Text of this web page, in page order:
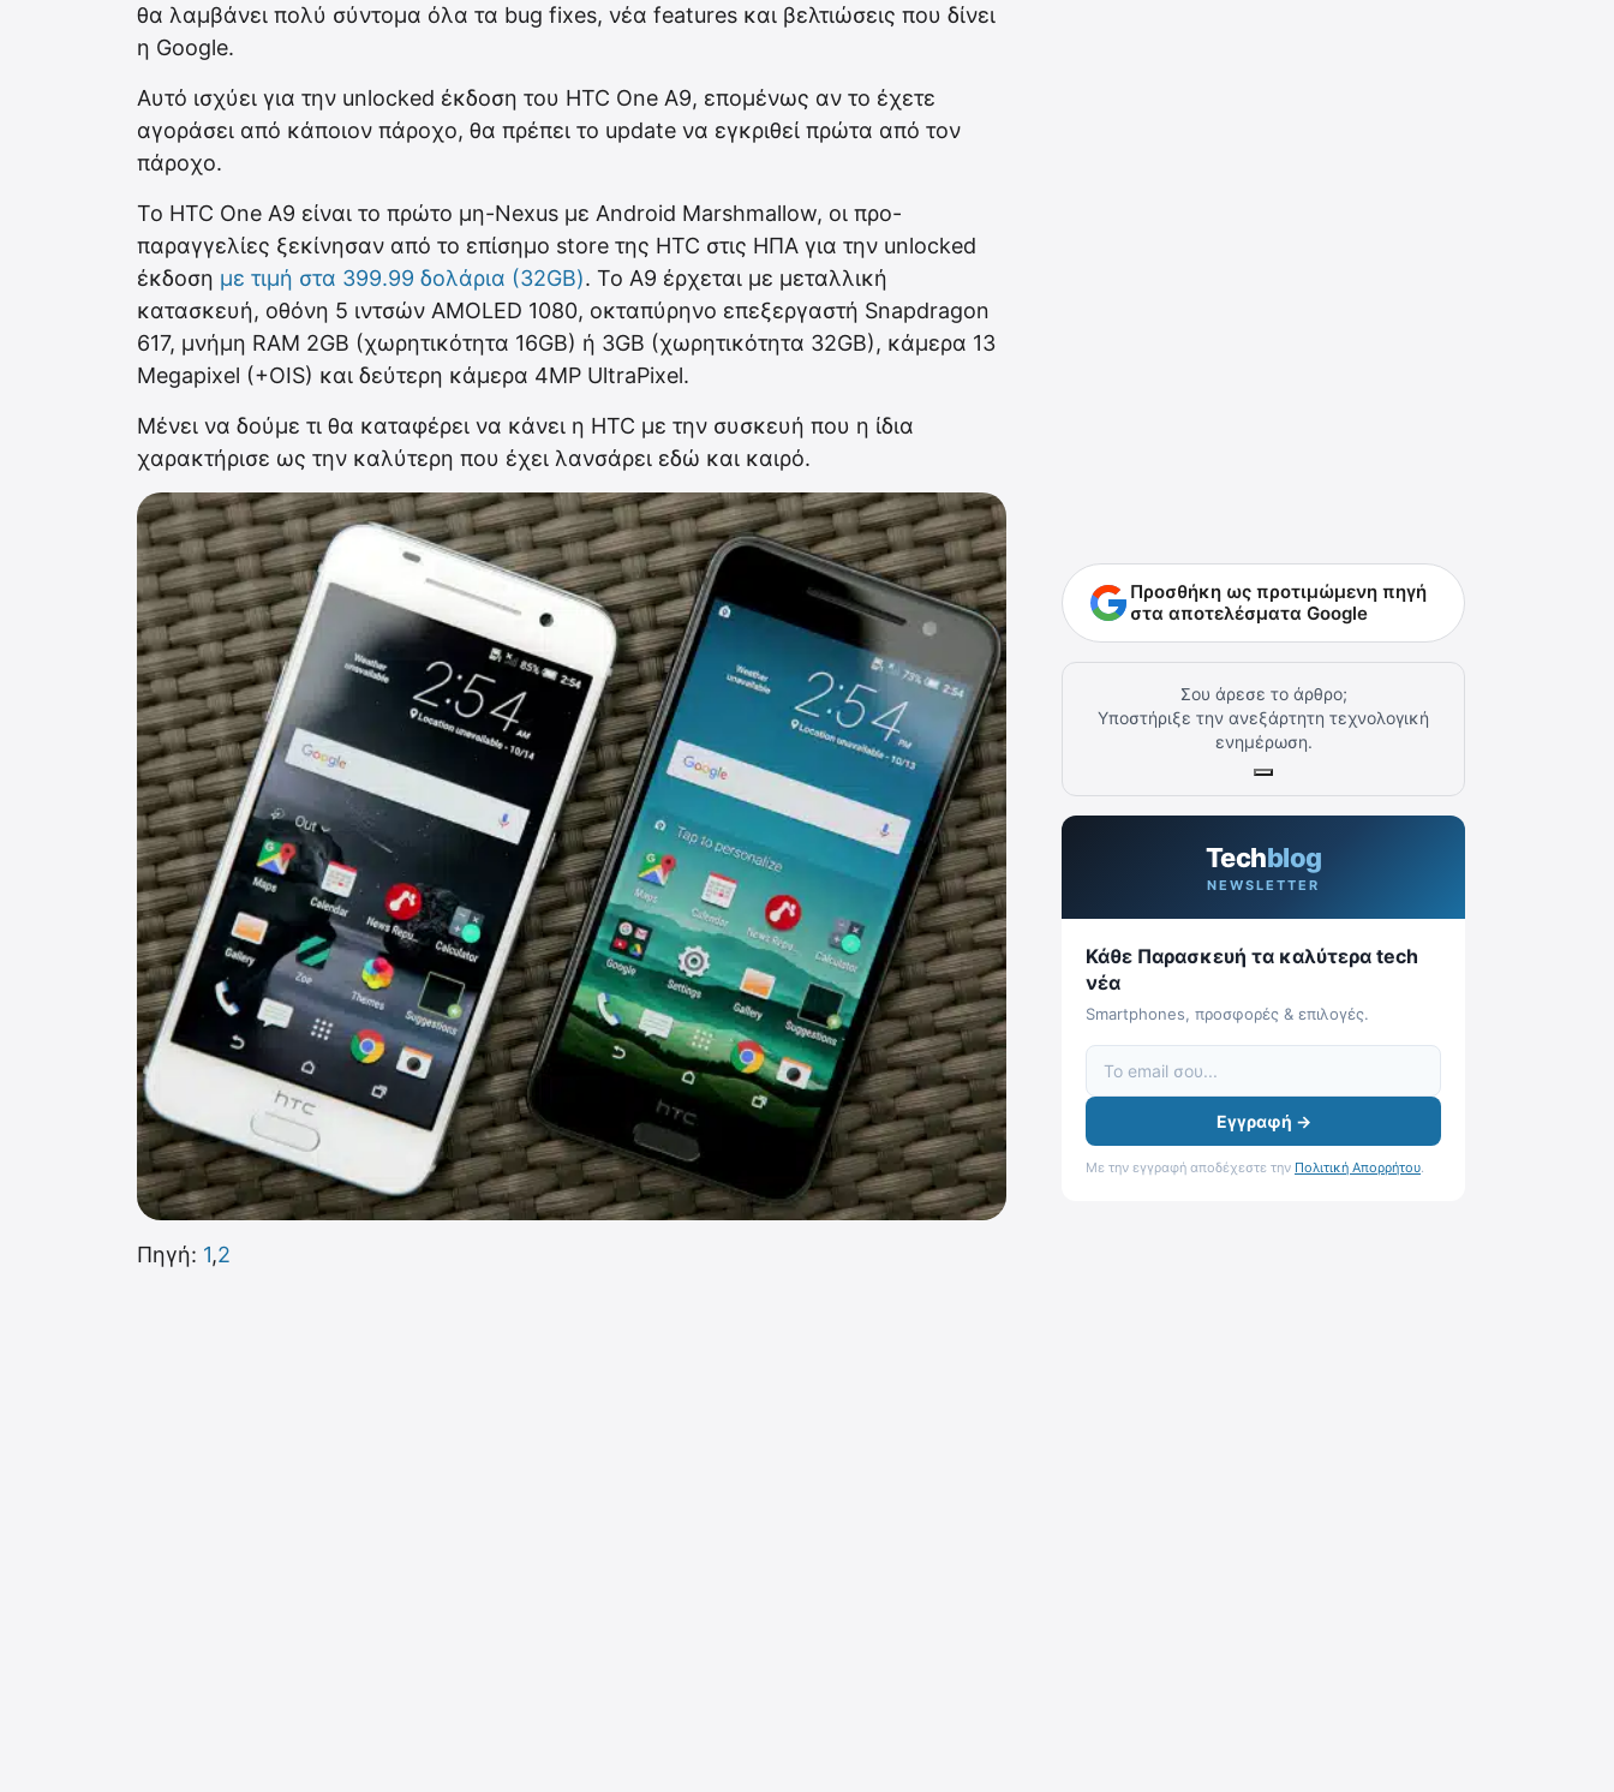
θα λαμβάνει πολύ σύντομα όλα τα bug fixes, νέα features και βελτιώσεις που δίνει
η Google.
Αυτό ισχύει για την unlocked έκδοση του HTC One A9, επομένως αν το έχετε
αγοράσει από κάποιον πάροχο, θα πρέπει το update να εγκριθεί πρώτα από τον
πάροχο.
To HTC One A9 είναι το πρώτο μη-Nexus με Android Marshmallow, οι προ-
παραγγελίες ξεκίνησαν από το επίσημο store της HTC στις ΗΠΑ για την unlocked
έκδοση με τιμή στα 399.99 δολάρια (32GB). Το Α9 έρχεται με μεταλλική
κατασκευή, οθόνη 5 ιντσών AMOLED 1080, οκταπύρηνο επεξεργαστή Snapdragon
617, μνήμη RAM 2GB (χωρητικότητα 16GB) ή 3GB (χωρητικότητα 32GB), κάμερα 13
Megapixel (+OIS) και δεύτερη κάμερα 4MP UltraPixel.
Μένει να δούμε τι θα καταφέρει να κάνει η HTC με την συσκευή που η ίδια
χαρακτήρισε ως την καλύτερη που έχει λανσάρει εδώ και καιρό.
Πηγή: 1,2
Προσθήκη ως προτιμώμενη πηγή
στα αποτελέσματα Google
Σου άρεσε το άρθρο;
Υποστήριξε την ανεξάρτητη τεχνολογική
ενημέρωση.
Techblog
NEWSLETTER
Κάθε Παρασκευή τα καλύτερα tech
νέα
Smartphones, προσφορές & επιλογές.
Εγγραφή →
Με την εγγραφή αποδέχεστε την Πολιτική Απορρήτου.